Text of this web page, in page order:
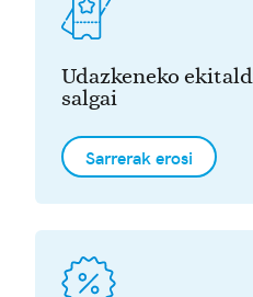
Udazkeneko
salgai
Sarrerak erosi